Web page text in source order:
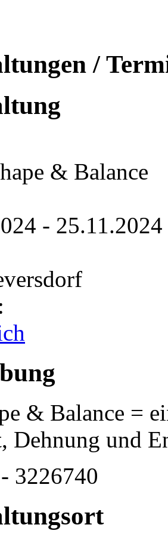
/
& Balance
-
& Balance =
Dehnung und
3226740